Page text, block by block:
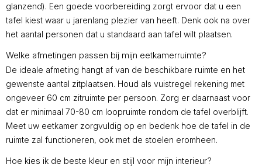
glanzend). Een goede voorbereiding zorgt ervoor dat u een
tafel kiest waar u jarenlang plezier van heeft. Denk ook na over
het aantal personen dat u standaard aan tafel wilt plaatsen.
Welke afmetingen passen bij mijn eetkamerruimte?
De ideale afmeting hangt af van de beschikbare ruimte en het
gewenste aantal zitplaatsen. Houd als vuistregel rekening met
ongeveer 60 cm zitruimte per persoon. Zorg er daarnaast voor
dat er minimaal 70-80 cm loopruimte rondom de tafel overblijft.
Meet uw eetkamer zorgvuldig op en bedenk hoe de tafel in de
ruimte zal functioneren, ook met de stoelen eromheen.
Hoe kies ik de beste kleur en stijl voor mijn interieur?